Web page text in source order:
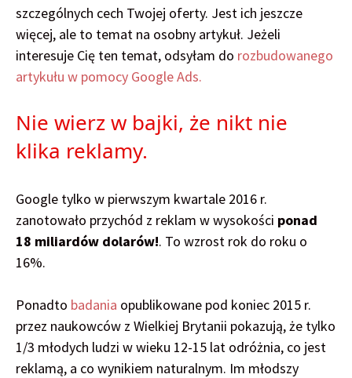
szczególnych cech Twojej oferty. Jest ich jeszcze
więcej, ale to temat na osobny artykuł. Jeżeli
interesuje Cię ten temat, odsyłam do rozbudowanego
artykułu w pomocy Google Ads.
Nie wierz w bajki, że nikt nie
klika reklamy.
Google tylko w pierwszym kwartale 2016 r.
zanotowało przychód z reklam w wysokości ponad
18 miliardów dolarów!. To wzrost rok do roku o
16%.
Ponadto badania opublikowane pod koniec 2015 r.
przez naukowców z Wielkiej Brytanii pokazują, że tylko
1/3 młodych ludzi w wieku 12-15 lat odróżnia, co jest
reklamą, a co wynikiem naturalnym. Im młodszy